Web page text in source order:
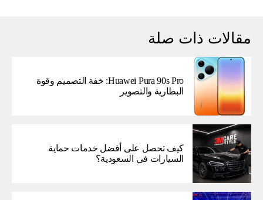
مقالات ذات صلة
Huawei Pura 90s Pro: خفة التصميم وقوة
البطارية والتصوير
كيف تحصل على أفضل خدمات حماية
السيارات في السعودية؟